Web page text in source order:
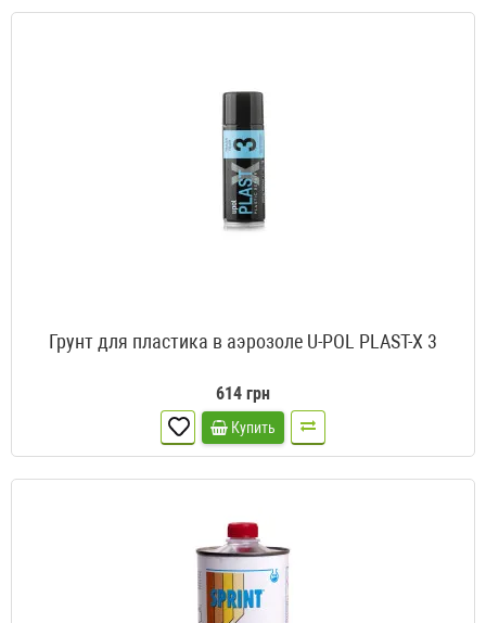
Грунт для пластика в аэрозоле U-POL PLAST-X 3
614 грн
Купить